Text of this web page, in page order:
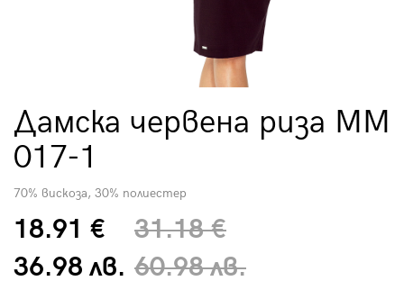
Дамска червена риза MM
017-1
70% вискоза, 30% полиестер
18.91 €
36.98 лв.
31.18 €
60.98 лв.